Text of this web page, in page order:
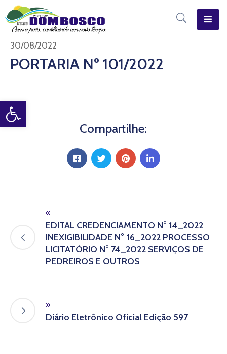
Open toolbar
Início
O
Estrutura
Diário
30/08/2022
PORTARIA Nº 101/2022
Compartilhe:
«
EDITAL CREDENCIAMENTO N° 14_2022
INEXIGIBILIDADE N° 16_2022 PROCESSO
LICITATÓRIO N° 74_2022 SERVIÇOS DE
PEDREIROS E OUTROS
»
Diário Eletrônico Oficial Edição 597